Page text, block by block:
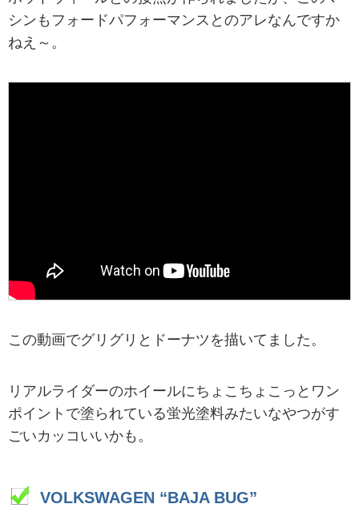
シンもフォードパフォーマンスとのアレなんですか
ねえ～。
この動画でグリグリとドーナツを描いてました。
リアルライダーのホイールにちょこちょこっとワン
ポイントで塗られている蛍光塗料みたいなやつがす
ごいカッコいいかも。
VOLKSWAGEN “BAJA BUG”